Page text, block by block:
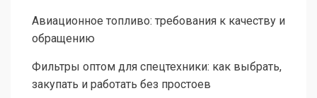
Авиационное топливо: требования к качеству и
обращению
Фильтры оптом для спецтехники: как выбрать,
закупать и работать без простоев